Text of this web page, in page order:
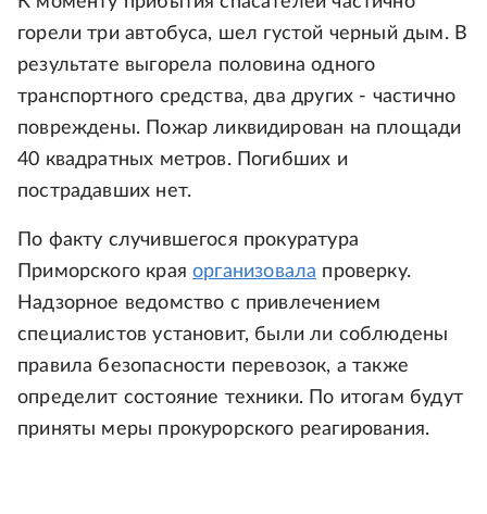
горели три автобуса, шел густой черный дым. В
результате выгорела половина одного
транспортного средства, два других - частично
повреждены. Пожар ликвидирован на площади
40 квадратных метров. Погибших и
пострадавших нет.
По факту случившегося прокуратура
Приморского краяорганизовала проверку.
Надзорное ведомство с привлечением
специалистов установит, были ли соблюдены
правила безопасности перевозок, а также
определит состояние техники. По итогам будут
приняты меры прокурорского реагирования.